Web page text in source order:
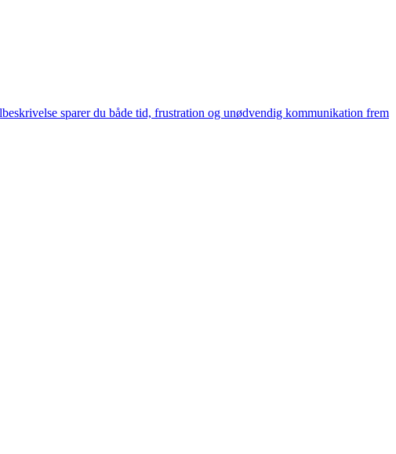
sparer du både tid, frustration og unødvendig kommunikation frem